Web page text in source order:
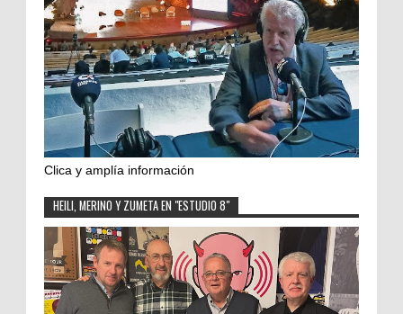
Clica y amplía información
HEILI, MERINO Y ZUMETA EN "ESTUDIO 8"